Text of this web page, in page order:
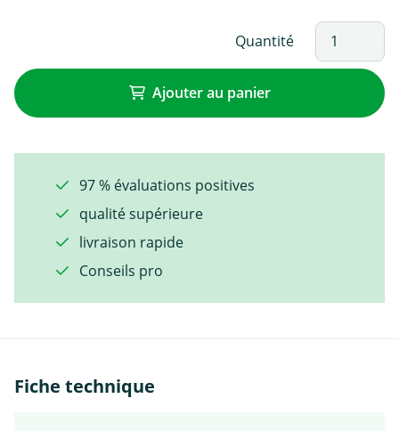
Quantité
Ajouter au panier
97 % évaluations positives
qualité supérieure
livraison rapide
Conseils pro
Fiche technique